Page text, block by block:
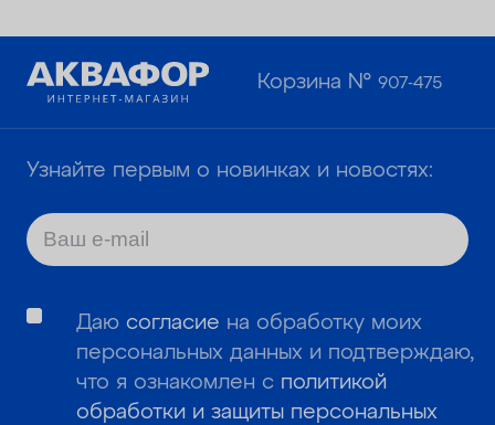
Корзина №907-475
Узнайте первым о новинках и новостях:
Даю согласие на обработку моих
персональных данных и подтверждаю,
что я ознакомлен с политикой
обработки и защиты персональных